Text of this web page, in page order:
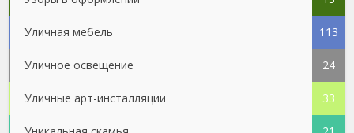
Уличная мебель 113
Уличное освещение 24
Уличные арт-инсталляции 33